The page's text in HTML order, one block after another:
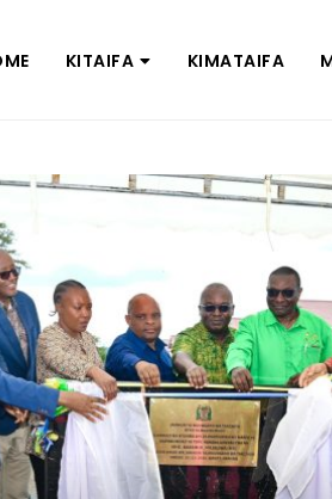
KITAIFA KIMATAIFA